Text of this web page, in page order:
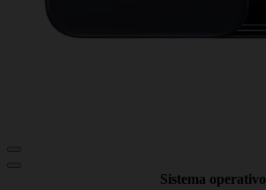
Sistema operativo